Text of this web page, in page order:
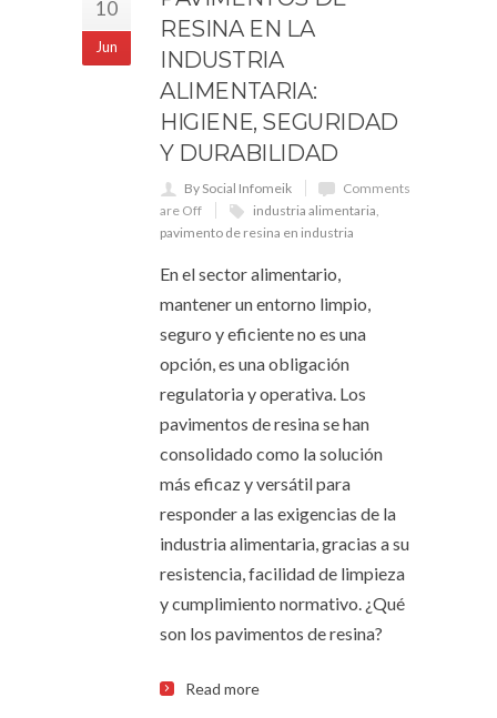
10
Jun
RESINA EN LA
INDUSTRIA
ALIMENTARIA:
HIGIENE, SEGURIDAD
Y DURABILIDAD
By Social Infomeik
Comments
are Off
industria alimentaria,
pavimento de resina en industria
En el sector alimentario,
mantener un entorno limpio,
seguro y eficiente no es una
opción, es una obligación
regulatoria y operativa. Los
pavimentos de resina se han
consolidado como la solución
más eficaz y versátil para
responder a las exigencias de la
industria alimentaria, gracias a su
resistencia, facilidad de limpieza
y cumplimiento normativo. ¿Qué
son los pavimentos de resina?
Read more